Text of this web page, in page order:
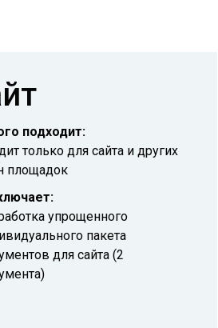
подходит:
только для сайта и других
площадок
упрощенного
пакета
для сайта (2